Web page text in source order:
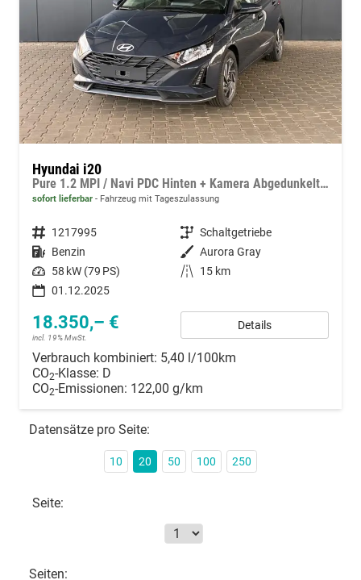
Hyundai i20
Pure 1.2 MPI / Navi PDC Hinten + Kamera Abgedunkelte Scheiben Tempomat Alu 16"
sofort lieferbar Fahrzeug mit Tageszulassung
Fahrzeugnummer 1217995 Getriebe Schaltgetriebe
Kraftstoff Benzin Außenfarbe Aurora Gray
Leistung 58 kW (79 PS) Kilometerstand
15 km
01.12.2025
18.350,– €
incl. 19% MwSt.
Details
Verbrauch kombiniert: 5,40 l/100km
CO2-Klasse: D
CO2-Emissionen: 122,00 g/km
Datensätze pro Seite:
10 20 50 100 250
Seite:
Seiten: